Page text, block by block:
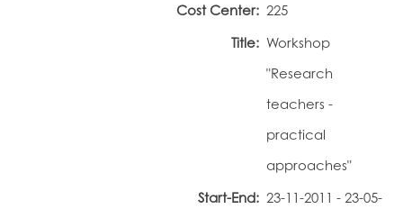
Cost Center: 225
Title: Workshop
"Research
teachers -
practical
approaches"
Start-End: 23-11-2011 - 23-05-